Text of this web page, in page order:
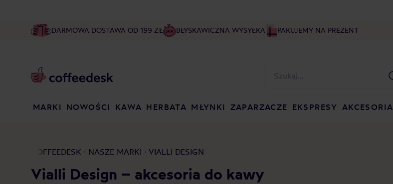
DARMOWA DOSTAWA OD 199 ZŁ BŁYSKAWICZNA WYSYŁKA PAKUJEMY NA PREZENT
MARKI NOWOŚCI KAWA HERBATA MŁYNKI ZAPARZACZE EKSPRESY AKCESORIA
COFFEEDESK NASZE MARKI VIALLI DESIGN
Vialli Design – akcesoria do kawy